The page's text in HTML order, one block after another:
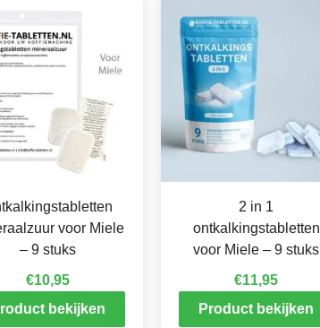
voor Miele
– 9 stuks
€10,95
bekijken
2 in 1
ontkalkingstabletten
voor Miele – 9 stuks
€11,95
Product bekijken